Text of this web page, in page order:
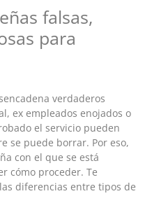
falsas,
para
verdaderos
ex empleados enojados o
el servicio pueden
se puede borrar. Por eso,
con el que se está
cómo proceder. Te
diferencias entre tipos de